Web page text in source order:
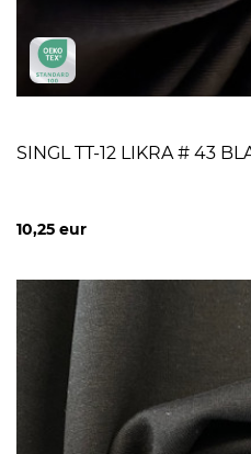
SINGL TT-12 LIKRA # 43
10,25 eur